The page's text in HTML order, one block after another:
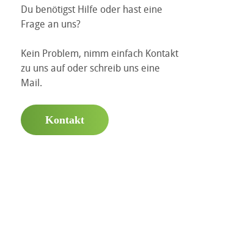
Du benötigst Hilfe oder hast eine
Frage an uns?
Kein Problem, nimm einfach Kontakt
zu uns auf oder schreib uns eine
Mail.
Kontakt